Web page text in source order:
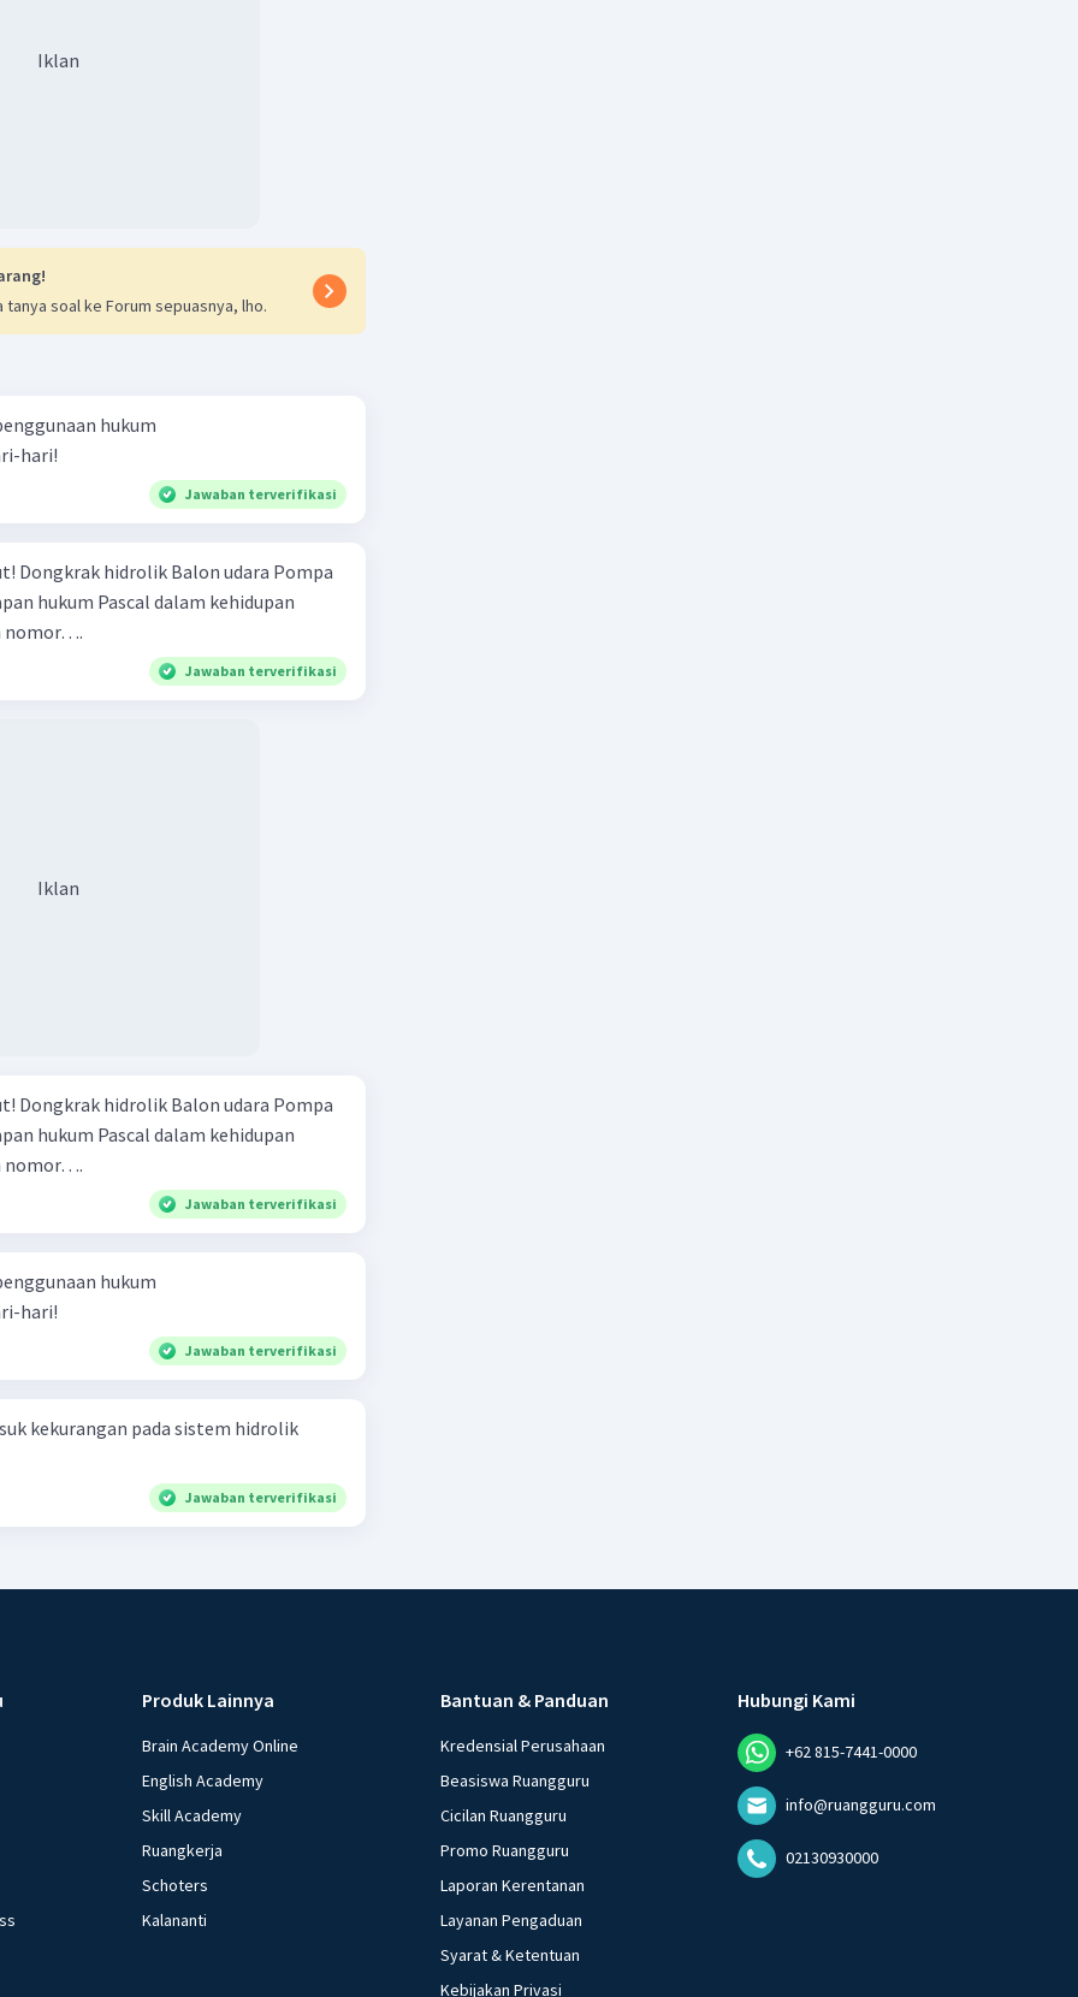
Iklan
tanya soal ke Forum sepuasnya, lho.
hukum
hari!
Jawaban terverifikasi
nomor….
Jawaban terverifikasi
Iklan
nomor….
Jawaban terverifikasi
hukum
hari!
Jawaban terverifikasi
kekurangan pada sistem hidrolik
Jawaban terverifikasi
Produk Lainnya
Brain Academy Online
English Academy
Skill Academy
Ruangkerja
Schoters
Kalananti
Bantuan & Panduan
Kredensial Perusahaan
Beasiswa Ruangguru
Cicilan Ruangguru
Promo Ruangguru
Laporan Kerentanan
Layanan Pengaduan
Syarat & Ketentuan
Kebijakan Privasi
Hubungi Kami
+62 815-7441-0000
info@ruangguru.com
02130930000